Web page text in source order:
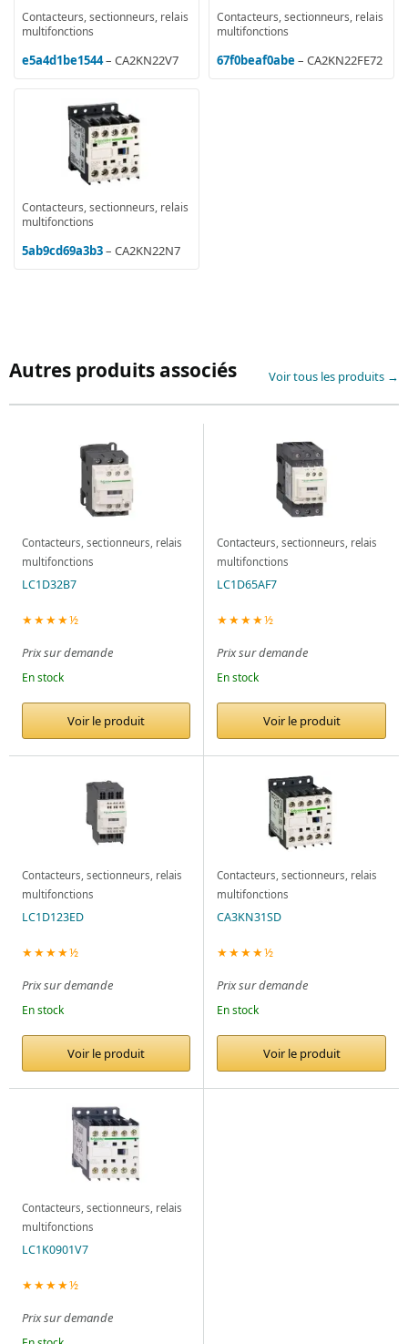
Contacteurs, sectionneurs, relais
multifonctions
e5a4d1be1544– CA2KN22V7
Contacteurs, sectionneurs, relais
multifonctions
67f0beaf0abe– CA2KN22FE72
Contacteurs, sectionneurs, relais
multifonctions
5ab9cd69a3b3– CA2KN22N7
Autres produits associés Voir tous les produits →
Contacteurs, sectionneurs, relais
multifonctions
LC1D32B7
★★★★½
Prix sur demande
En stock
Voir le produit
Contacteurs, sectionneurs, relais
multifonctions
LC1D65AF7
★★★★½
Prix sur demande
En stock
Voir le produit
Contacteurs, sectionneurs, relais
multifonctions
LC1D123ED
★★★★½
Prix sur demande
En stock
Voir le produit
Contacteurs, sectionneurs, relais
multifonctions
CA3KN31SD
★★★★½
Prix sur demande
En stock
Voir le produit
Contacteurs, sectionneurs, relais
multifonctions
LC1K0901V7
★★★★½
Prix sur demande